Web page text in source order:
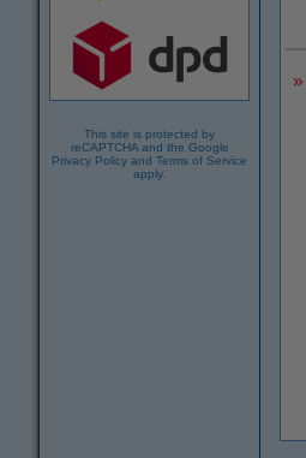
This site is protected by
reCAPTCHA and the Google
Privacy Policy and Terms of Service
apply.